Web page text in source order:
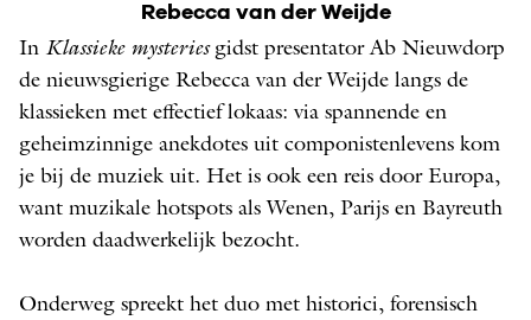
Rebecca van der Weijde
In Klassieke mysteriesgidst presentator Ab Nieuwdorp
de nieuwsgierige Rebecca van der Weijde langs de
klassieken met effectief lokaas: via spannende en
geheimzinnige anekdotes uit componistenlevens kom
je bij de muziek uit. Het is ook een reis door Europa,
want muzikale hotspots als Wenen, Parijs en Bayreuth
worden daadwerkelijk bezocht.
Onderweg spreekt het duo met historici, forensisch